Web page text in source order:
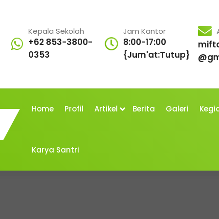
Kepala Sekolah
+62 853-3800-
0353
Jam Kantor
8:00-17:00
{Jum'at:Tutup}
Home Profil Artikel Berita Galeri
Karya Santri